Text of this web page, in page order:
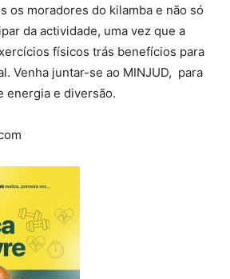
os moradores do kilamba e não só
da actividade, uma vez que a
físicos trás benefícios para
Venha juntar-se ao MINJUD, para
energia e diversão.